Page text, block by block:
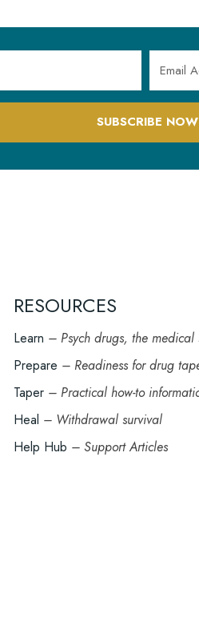
SUBSCRIBE NOW
RESOURCES
Learn – Psych drugs, the medical
Prepare – Readiness for drug
Taper – Practical how-to
Heal – Withdrawal survival
Help Hub – Support Articles